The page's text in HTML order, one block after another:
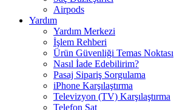
Airpods
Yardım
Yardım Merkezi
İşlem Rehberi
Ürün Güvenliği Temas Noktası
Nasıl İade Edebilirim?
Pasaj Sipariş Sorgulama
iPhone Karşılaştırma
Televizyon (TV) Karşılaştırma
Telefon Sat